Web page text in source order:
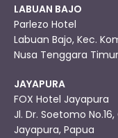
LABUAN BAJO
Parlezo Hotel
Labuan Bajo, Kec.
Nusa Tenggara Timur
JAYAPURA
FOX Hotel Jayapura
Jl. Dr. Soetomo
Jayapura, Papua